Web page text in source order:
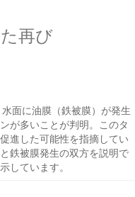
再び
面に油膜（鉄被膜）が発生
が多いことが判明。このタ
進した可能性を指摘してい
鉄被膜発生の双方を説明で
しています。